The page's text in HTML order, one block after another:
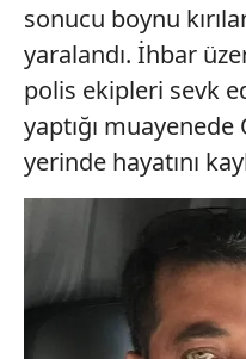
sonucu boynu
yaralandı. İhbar
polis ekipleri sevk
yaptığı
yerinde hayatını